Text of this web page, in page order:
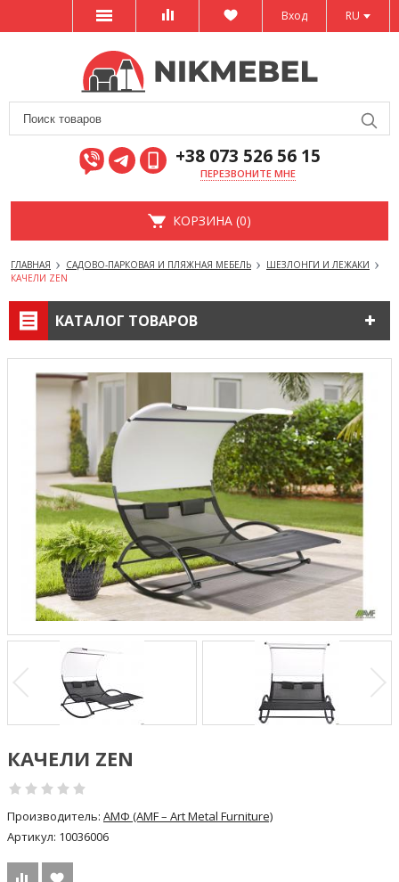
RU
Вход
+38 073 526 56 15
ПЕРЕЗВОНИТЕ МНЕ
КОРЗИНА (0)
ГЛАВНАЯ САДОВО-ПАРКОВАЯ И ПЛЯЖНАЯ МЕБЕЛЬ
ШЕЗЛОНГИ И ЛЕЖАКИ
КАЧЕЛИ ZEN
КАТАЛОГ ТОВАРОВ
КАЧЕЛИ ZEN
Производитель: АМФ (AMF – Art Metal Furniture)
Артикул: 10036006